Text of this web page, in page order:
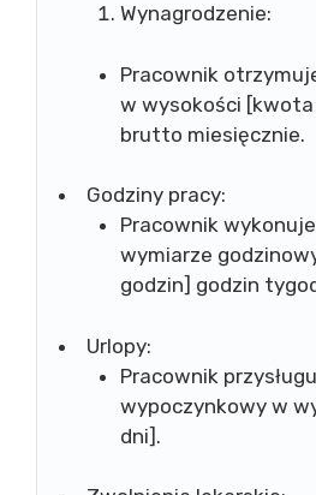
Wynagrodzenie:
Pracownik
w wysokości
brutto miesięcznie.
Godziny pracy:
Pracownik
wymiarze
godzin] godzin
Urlopy:
Pracownik
wypoczynkowy w
dni].